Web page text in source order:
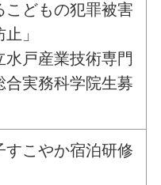
こどもの犯罪被害
」
水戸産業技術専門
合実務科学院生募
すこやか宿泊研修